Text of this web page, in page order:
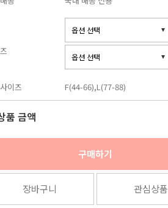
이즈 F(44-66),L(77-88)
품 금액
구매하기
장바구니 관심상품